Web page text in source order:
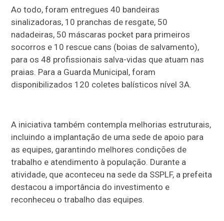
Ao todo, foram entregues 40 bandeiras
sinalizadoras, 10 pranchas de resgate, 50
nadadeiras, 50 máscaras pocket para primeiros
socorros e 10 rescue cans (boias de salvamento),
para os 48 profissionais salva-vidas que atuam nas
praias. Para a Guarda Municipal, foram
disponibilizados 120 coletes balísticos nível 3A.
A iniciativa também contempla melhorias estruturais,
incluindo a implantação de uma sede de apoio para
as equipes, garantindo melhores condições de
trabalho e atendimento à população. Durante a
atividade, que aconteceu na sede da SSPLF, a prefeita
destacou a importância do investimento e
reconheceu o trabalho das equipes.